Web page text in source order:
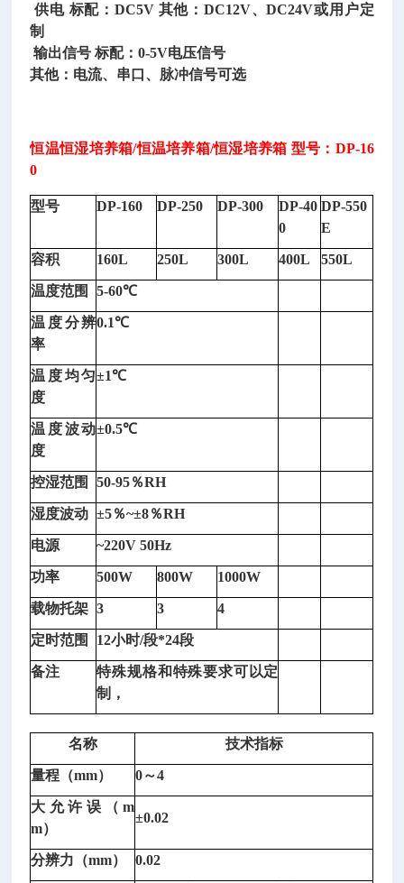
供电 标配：DC5V 其他：DC12V、DC24V或用户定
制
输出信号 标配：0-5V电压信号
其他：电流、串口、脉冲信号可选
恒温恒湿培养箱/恒温培养箱/恒湿培养箱 型号：DP-16
0
型号 DP-160 DP-250 DP-300
DP-40
0
DP-550
E
容积 160L 250L 300L 400L 550L
温度范围 5-60℃
温度分辨
率
0.1℃
温度均匀
度
±1℃
温度波动
度
±0.5℃
控湿范围 50-95％RH
湿度波动 ±5％~±8％RH
电源 ~220V 50Hz
功率 500W 800W 1000W
载物托架 3 3 4
定时范围 12小时/段*24段
备注
特殊规格和特殊要求可以定
制，
名称 技术指标
量程（mm） 0～4
大允许误（m
m）
±0.02
分辨力（mm） 0.02